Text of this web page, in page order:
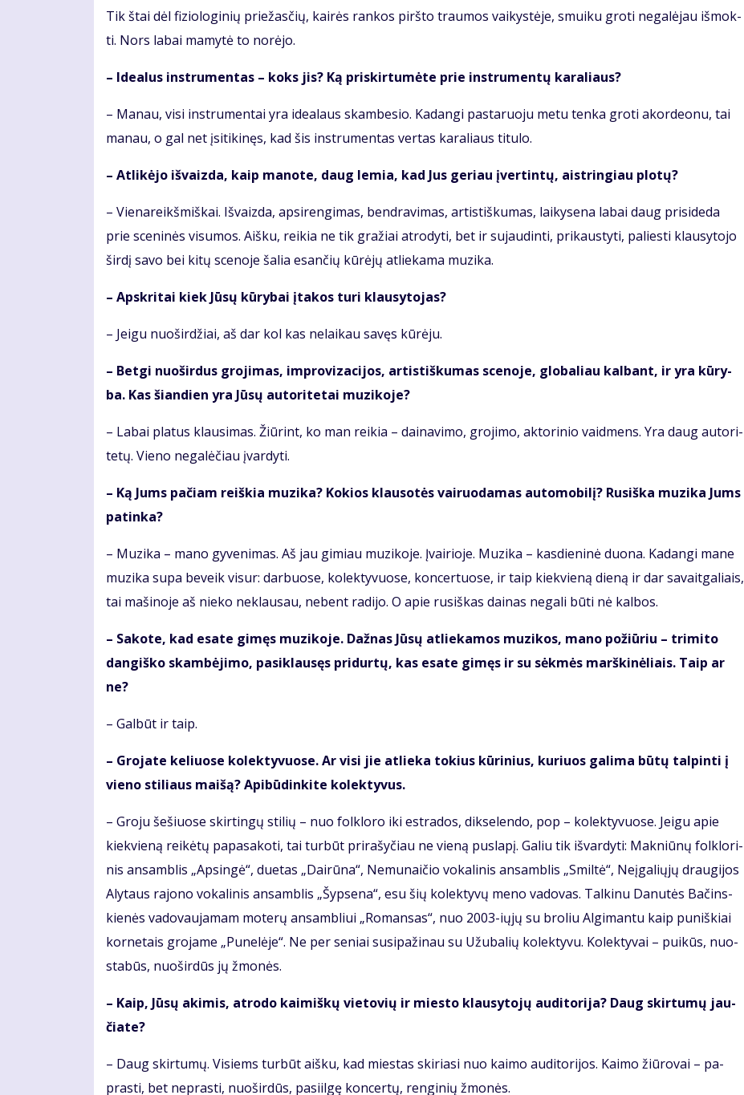
Tik štai dėl fi­zio­lo­gi­nių prie­žas­čių, kai­rės ran­kos pirš­to trau­mos vai­kys­tė­je, smui­ku gro­ti ne­ga­lė­jau iš­mok­
ti. Nors la­bai ma­my­tė to no­rė­jo.
– Ide­a­lus in­stru­men­tas – koks jis? Ką pri­skir­tu­mė­te prie in­stru­men­tų ka­ra­liaus?
– Ma­nau, vi­si in­stru­men­tai yra ide­a­laus skam­be­sio. Ka­dan­gi pas­ta­ruo­ju me­tu ten­ka gro­ti akor­de­o­nu, tai
ma­nau, o gal net įsi­ti­ki­nęs, kad šis in­stru­men­tas ver­tas ka­ra­liaus ti­tu­lo.
– At­li­kė­jo iš­vaiz­da, kaip ma­no­te, daug le­mia, kad Jus ge­riau įver­tin­tų, aist­rin­giau plo­tų?
– Vie­na­reikš­miš­kai. Iš­vaiz­da, ap­si­ren­gi­mas, ben­dra­vi­mas, ar­tis­tiš­ku­mas, lai­ky­se­na la­bai daug pri­si­de­da
prie sce­ni­nės vi­su­mos. Aiš­ku, rei­kia ne tik gra­žiai at­ro­dy­ti, bet ir su­jau­din­ti, pri­kaus­ty­ti, pa­lies­ti klau­sy­to­jo
šir­dį sa­vo bei ki­tų sce­no­je ša­lia esan­čių kū­rė­jų at­lie­ka­ma mu­zi­ka.
– Ap­skri­tai kiek Jū­sų kū­ry­bai įta­kos tu­ri klau­sy­to­jas?
– Jei­gu nuo­šir­džiai, aš dar kol kas ne­lai­kau sa­vęs kū­rė­ju.
– Bet­gi nuo­šir­dus gro­ji­mas, im­pro­vi­za­ci­jos, ar­tis­tiš­ku­mas sce­no­je, glo­ba­liau kal­bant, ir yra kū­ry­
ba. Kas šian­dien yra Jū­sų au­to­ri­te­tai mu­zi­ko­je?
– La­bai pla­tus klau­si­mas. Žiū­rint, ko man rei­kia – dai­na­vi­mo, gro­ji­mo, ak­to­ri­nio vaid­mens. Yra daug au­to­ri­
te­tų. Vie­no ne­ga­lė­čiau įvar­dy­ti.
– Ką Jums pa­čiam reiš­kia mu­zi­ka? Ko­kios klau­so­tės vai­ruo­da­mas au­to­mo­bi­lį? Ru­siš­ka mu­zi­ka Jums
pa­tin­ka?
– Mu­zi­ka – ma­no gy­ve­ni­mas. Aš jau gi­miau mu­zi­ko­je. Įvai­rio­je. Mu­zi­ka – kas­die­ni­nė duo­na. Ka­dan­gi ma­ne
mu­zi­ka su­pa be­veik vi­sur: dar­buo­se, ko­lek­ty­vuo­se, kon­cer­tuo­se, ir taip kiek­vie­ną die­ną ir dar sa­vait­ga­liais,
tai ma­ši­no­je aš nie­ko ne­klau­sau, ne­bent ra­di­jo. O apie ru­siš­kas dai­nas ne­ga­li bū­ti nė kal­bos.
– Sa­ko­te, kad esa­te gi­męs mu­zi­ko­je. Daž­nas Jū­sų at­lie­ka­mos mu­zi­kos, ma­no po­žiū­riu – tri­mi­to
dan­giš­ko skam­bė­ji­mo, pa­si­klau­sęs pri­dur­tų, kas esa­te gi­męs ir su sėk­mės marš­ki­nė­liais. Taip ar
ne?
– Gal­būt ir taip.
– Gro­ja­te ke­liuo­se ko­lek­ty­vuo­se. Ar vi­si jie at­lie­ka to­kius kū­ri­nius, ku­riuos ga­li­ma bū­tų tal­pin­ti į
vie­no sti­liaus mai­šą? Api­bū­din­ki­te ko­lek­ty­vus.
– Gro­ju še­šiuo­se skir­tin­gų sti­lių – nuo fol­klo­ro iki est­ra­dos, dik­se­len­do, pop – ko­lek­ty­vuo­se. Jei­gu apie
kiek­vie­ną rei­kė­tų pa­pa­sa­ko­ti, tai tur­būt pri­ra­šy­čiau ne vie­ną pus­la­pį. Ga­liu tik iš­var­dy­ti: Mak­niū­nų fol­klo­ri­
nis an­sam­blis „Ap­sin­gė“, du­e­tas „Dai­rū­na“, Ne­mu­nai­čio vo­ka­li­nis an­sam­blis „Smil­tė“, Ne­įga­lių­jų drau­gi­jos
Aly­taus ra­jo­no vo­ka­li­nis an­sam­blis „Šyp­se­na“, esu šių ko­lek­ty­vų me­no va­do­vas. Tal­ki­nu Da­nu­tės Ba­čins­
kie­nės va­do­vau­ja­mam mo­te­rų an­sam­bliui „Ro­man­sas“, nuo 2003-ių­jų su bro­liu Al­gi­man­tu kaip pu­niš­kiai
kor­ne­tais gro­ja­me „Pu­ne­lė­je“. Ne per se­niai su­si­pa­ži­nau su Užu­ba­lių ko­lek­ty­vu. Ko­lek­ty­vai – pui­kūs, nuo­
sta­būs, nuo­šir­dūs jų žmo­nės.
– Kaip, Jū­sų aki­mis, at­ro­do kai­miš­kų vie­to­vių ir mies­to klau­sy­to­jų au­di­to­ri­ja? Daug skir­tu­mų jau­
čia­te?
– Daug skir­tu­mų. Vi­siems tur­būt aiš­ku, kad mies­tas ski­ria­si nuo kai­mo au­di­to­ri­jos. Kai­mo žiū­ro­vai – pa­
pras­ti, bet ne­pras­ti, nuo­šir­dūs, pa­si­il­gę kon­cer­tų, ren­gi­nių žmo­nės.